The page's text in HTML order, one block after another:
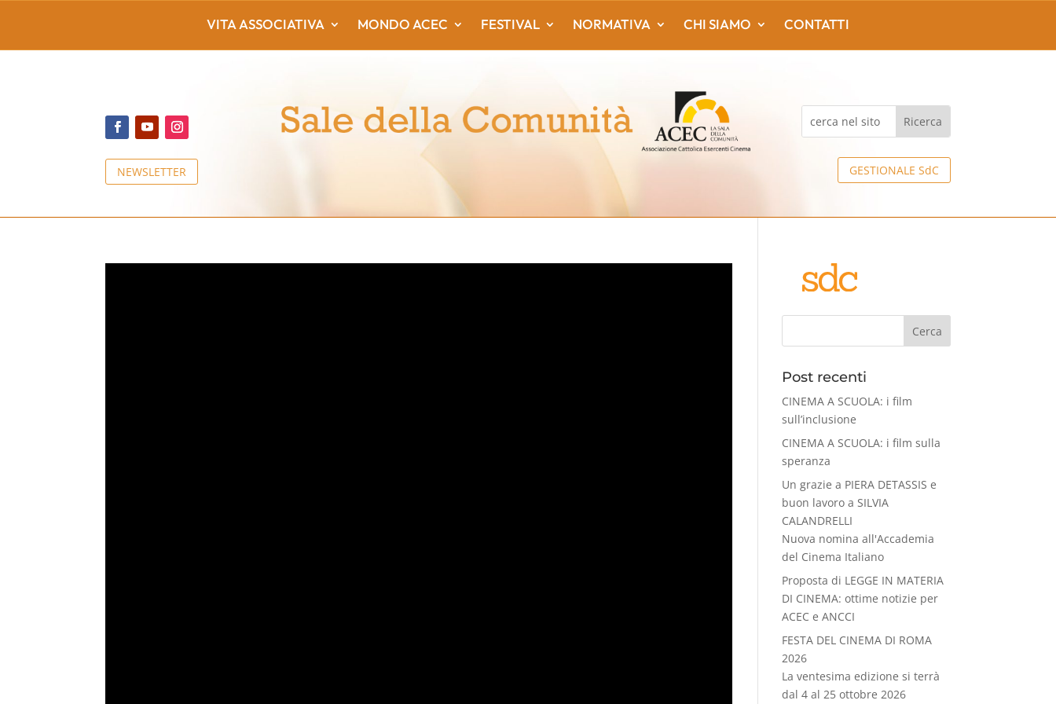
NEWSLETTER GESTIONALE SdC
VITA ASSOCIATIVA MONDO ACEC FESTIVAL NORMATIVA CHI SIAMO CONTATTI
Cerca
Post recenti
CINEMA A SCUOLA: i film
sull’inclusione
CINEMA A SCUOLA: i film sulla
speranza
Un grazie a PIERA DETASSIS e
buon lavoro a SILVIA
CALANDRELLI
Nuova nomina all'Accademia
del Cinema Italiano
Proposta di LEGGE IN MATERIA
DI CINEMA: ottime notizie per
ACEC e ANCCI
FESTA DEL CINEMA DI ROMA
2026
La ventesima edizione si terrà
dal 4 al 25 ottobre 2026